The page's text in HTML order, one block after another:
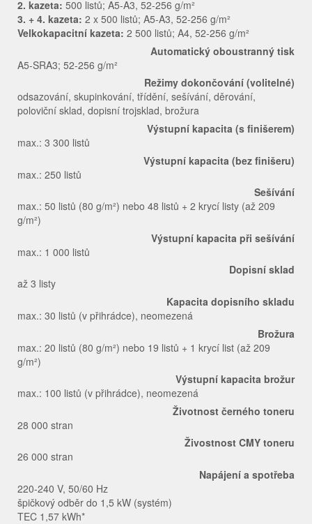
2. kazeta: 500 listů; A5-A3, 52-256 g/m²
3. + 4. kazeta: 2 x 500 listů; A5-A3, 52-256 g/m²
Velkokapacitní kazeta: 2 500 listů; A4, 52-256 g/m²
Automatický oboustranný tisk
A5-SRA3; 52-256 g/m²
Režimy dokončování (volitelné)
odsazování, skupinkování, třídění, sešívání, děrování,
poloviční sklad, dopisní trojsklad, brožura
Výstupní kapacita (s finišerem)
max.: 3 300 listů
Výstupní kapacita (bez finišeru)
max.: 250 listů
Sešívání
max.: 50 listů (80 g/m²) nebo 48 listů + 2 krycí listy (až 209
g/m²)
Výstupní kapacita při sešívání
max.: 1 000 listů
Dopisní sklad
až 3 listy
Kapacita dopisního skladu
max.: 30 listů (v přihrádce), neomezená
Brožura
max.: 20 listů (80 g/m²) nebo 19 listů + 1 krycí list (až 209
g/m²)
Výstupní kapacita brožur
max.: 100 listů (v přihrádce), neomezená
Životnost černého toneru
28 000 stran
Živostnost CMY toneru
26 000 stran
Napájení a spotřeba
220-240 V, 50/60 Hz
špičkový odběr do 1,5 kW (systém)
TEC 1,57 kWh*